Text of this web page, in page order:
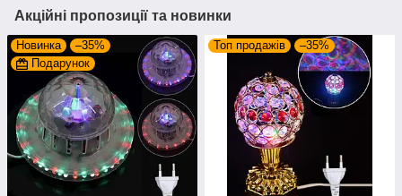
Акційні пропозиції та новинки
Новинка
–35%
Подарунок
Топ продажів –35%